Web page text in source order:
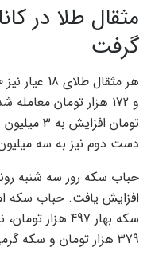
گرفت
دست دوم نیز به سه میلیون و 453 هزار تومان
حباب سکه روز سه شنبه
379 هزار تومان و سکه گرمی 241 هزار تومان افزایش یافت.